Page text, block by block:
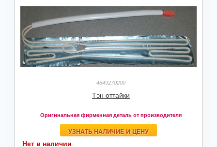
4849270200
Тэн оттайки
Оригинальная фирменная деталь от производителя
УЗНАТЬ НАЛИЧИЕ И ЦЕНУ
Нет в наличии